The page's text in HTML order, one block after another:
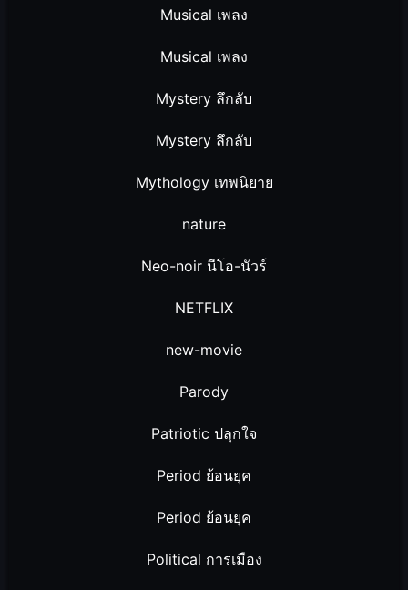
Musical เพลง
Musical เพลง
Mystery ลึกลับ
Mystery ลึกลับ
Mythology เทพนิยาย
nature
Neo-noir นีโอ-นัวร์
NETFLIX
new-movie
Parody
Patriotic ปลุกใจ
Period ย้อนยุค
Period ย้อนยุค
Political การเมือง